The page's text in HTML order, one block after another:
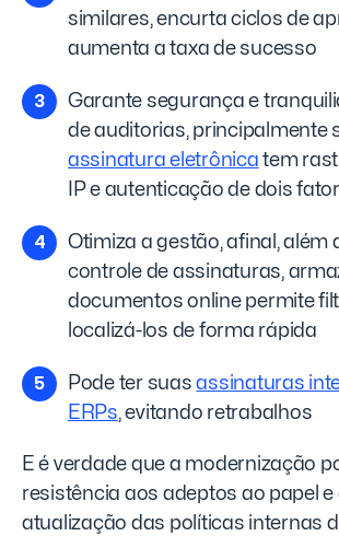
similares, encurta ciclos de
aumenta a taxa de sucesso
Garante segurança e
de auditorias, principalmente
assinatura eletrônica tem
IP e autenticação de dois
Otimiza a gestão, afinal, além
controle de assinaturas,
documentos online permite
localizá-los de forma rápida
Pode ter suasassinaturas
ERPs, evitando retrabalhos
E é verdade que a modernização
resistência aos adeptos ao papel e
atualização das políticas internas